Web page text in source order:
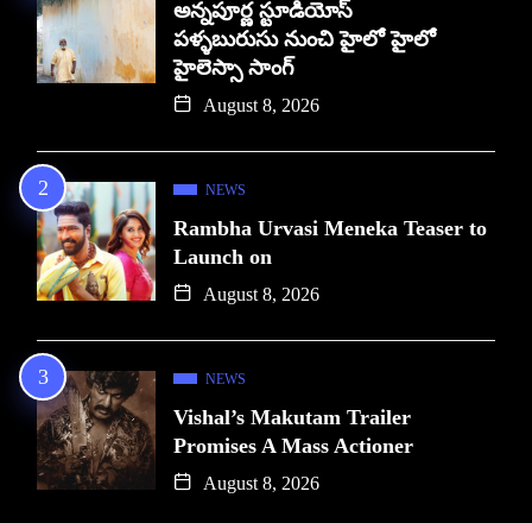
అన్నపూర్ణ స్టూడియోస్
పళ్ళబురుసు నుంచి హైలో హైలో
హైలెస్సా సాంగ్
August 8, 2026
NEWS
Rambha Urvasi Meneka Teaser to
Launch on
August 8, 2026
NEWS
Vishal’s Makutam Trailer
Promises A Mass Actioner
August 8, 2026